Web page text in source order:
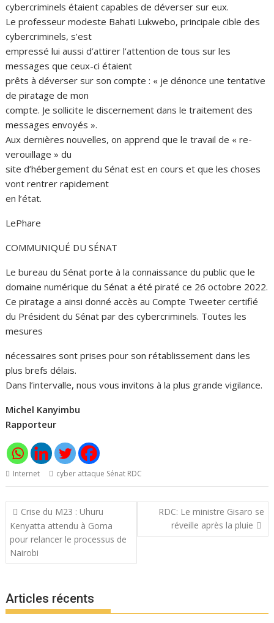
cybercriminels étaient capables de déverser sur eux.
Le professeur modeste Bahati Lukwebo, principale cible des
cybercriminels, s’est
empressé lui aussi d’attirer l’attention de tous sur les
messages que ceux-ci étaient
prêts à déverser sur son compte : « je dénonce une tentative
de piratage de mon
compte. Je sollicite le discernement dans le traitement des
messages envoyés ».
Aux dernières nouvelles, on apprend que le travail de « re-
verouillage » du
site d’hébergement du Sénat est en cours et que les choses
vont rentrer rapidement
en l’état.
LePhare
COMMUNIQUÉ DU SÉNAT
Le bureau du Sénat porte à la connaissance du public que le
domaine numérique du Sénat a été piraté ce 26 octobre 2022.
Ce piratage a ainsi donné accès au Compte Tweeter certifié
du Président du Sénat par des cybercriminels. Toutes les
mesures
nécessaires sont prises pour son rétablissement dans les
plus brefs délais.
Dans l’intervalle, nous vous invitons à la plus grande vigilance.
Michel Kanyimbu
Rapporteur
Internet cyber attaque Sénat RDC
Navigation
de
l’article
Crise du M23 : Uhuru
Kenyatta attendu à Goma
pour relancer le processus de
Nairobi
RDC: Le ministre Gisaro se
réveille après la pluie
Articles récents